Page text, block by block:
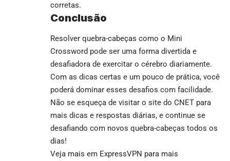
corretas.
Conclusão
Resolver quebra-cabeças como o Mini
Crossword pode ser uma forma divertida e
desafiadora de exercitar o cérebro diariamente.
Com as dicas certas e um pouco de prática, você
poderá dominar esses desafios com facilidade.
Não se esqueça de visitar o site do CNET para
mais dicas e respostas diárias, e continue se
desafiando com novos quebra-cabeças todos os
dias!
Veja mais em ExpressVPN para mais